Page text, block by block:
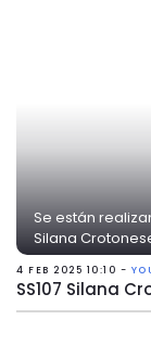
Se están
Silana
4 FEB 2025 10:10 -
SS107 Silana